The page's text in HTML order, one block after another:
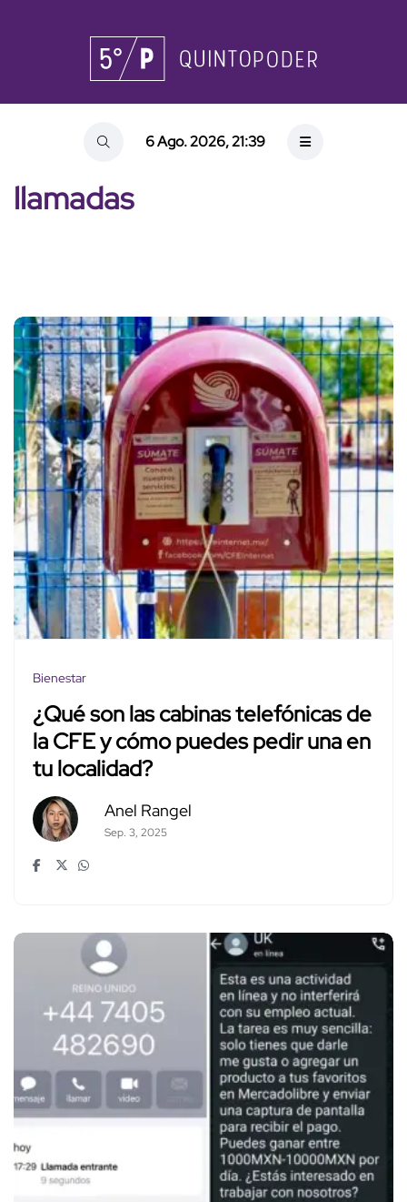
6 Ago. 2026, 21:39
llamadas
Bienestar
¿Qué son las cabinas telefónicas de
la CFE y cómo puedes pedir una en
tu localidad?
Anel Rangel
Sep. 3, 2025